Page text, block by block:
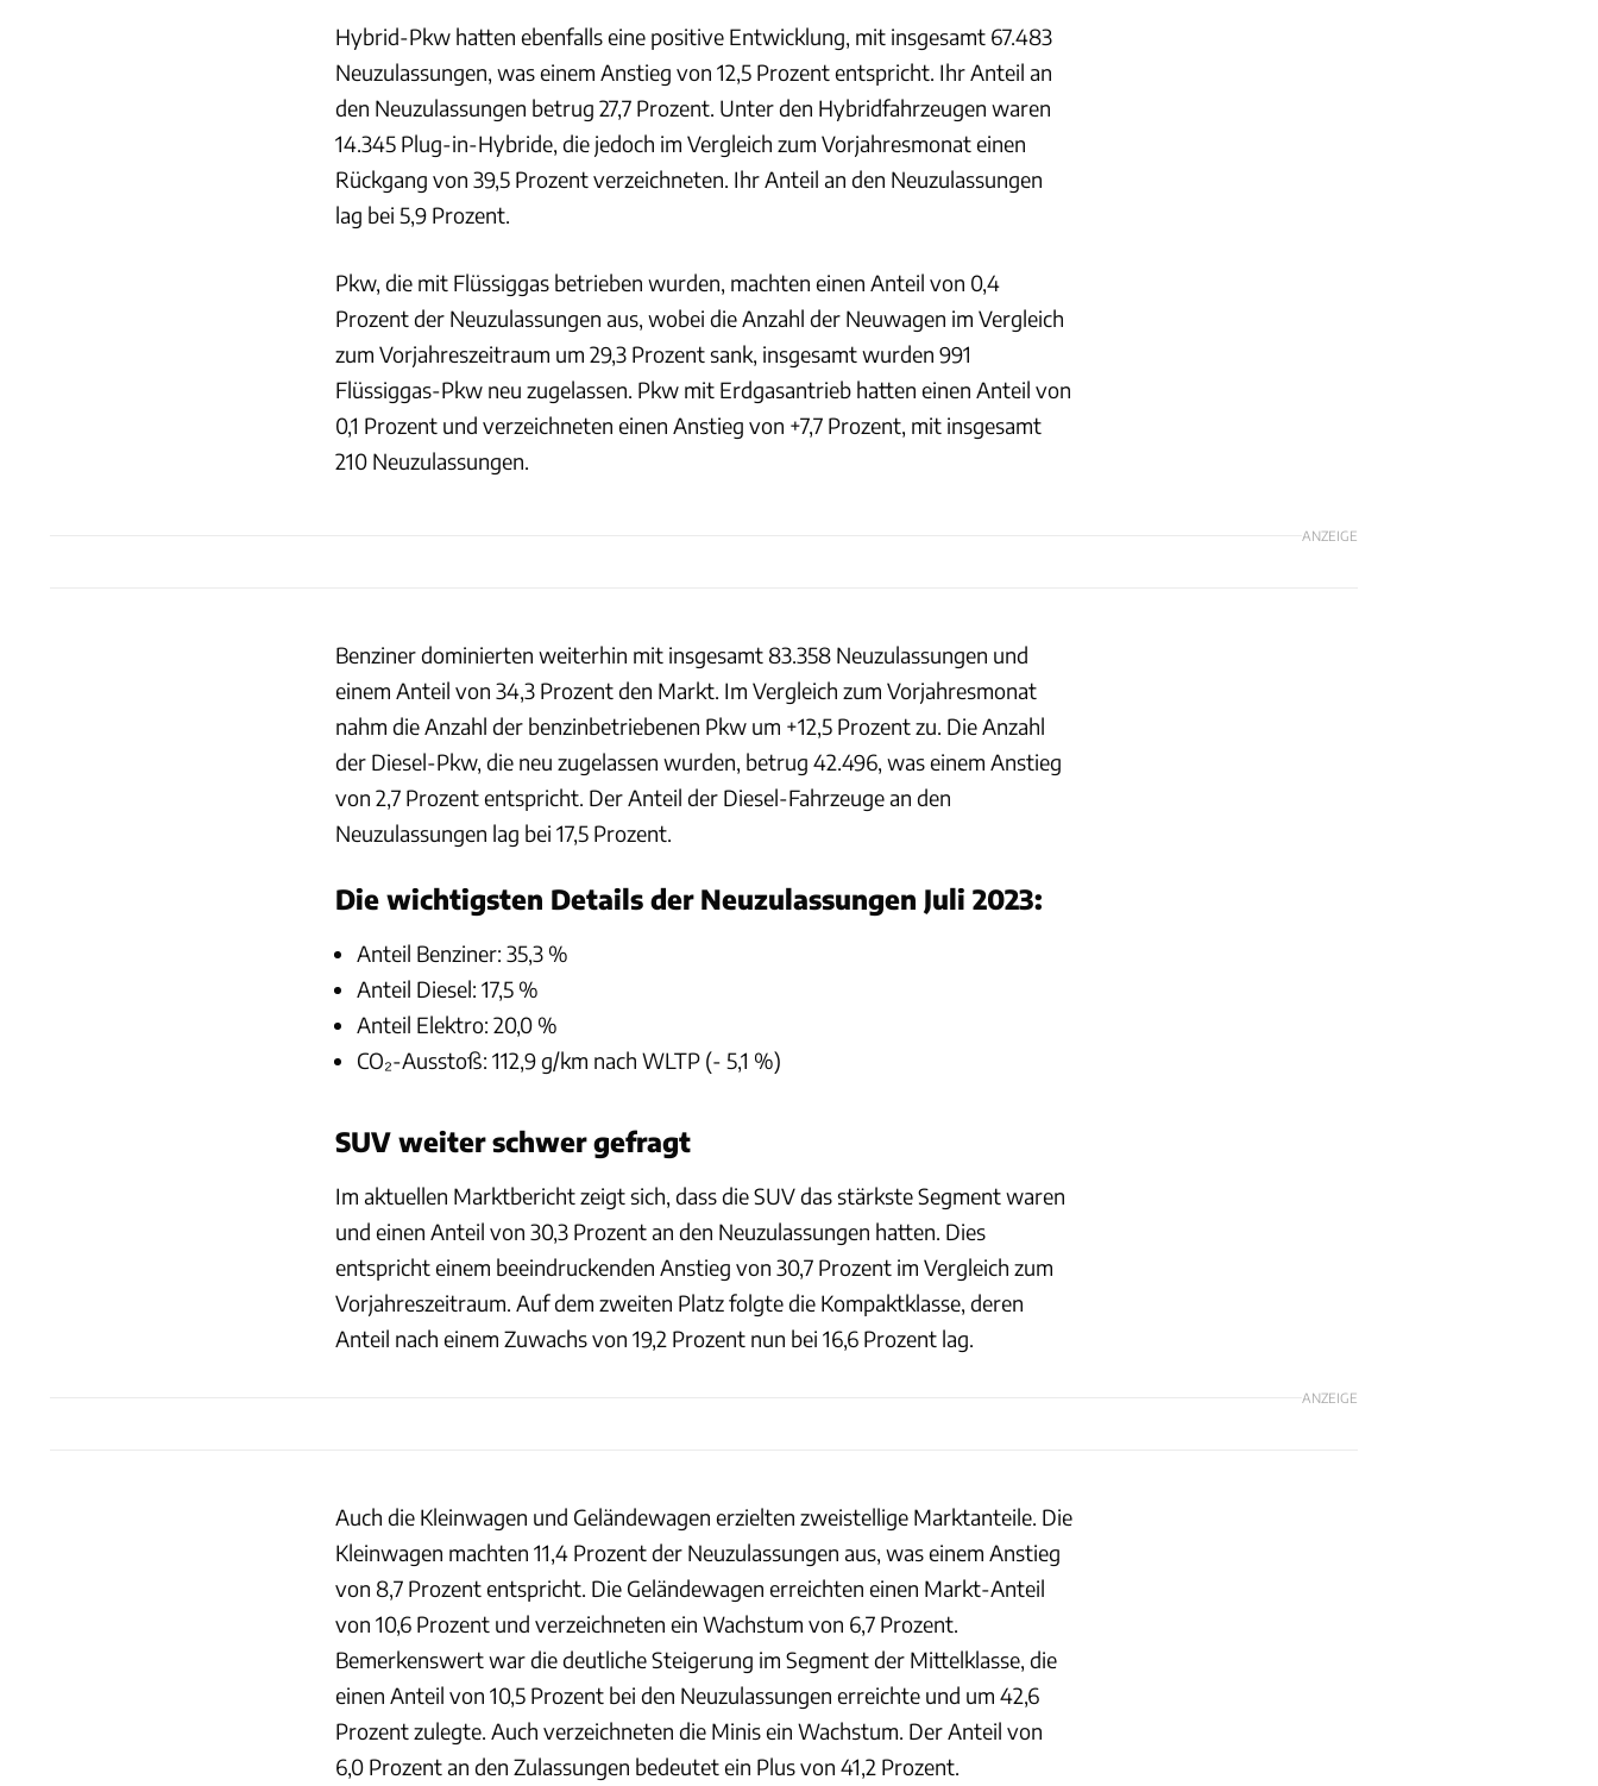
Hybrid-Pkw hatten ebenfalls eine positive Entwicklung, mit insgesamt 67.483
Neuzulassungen, was einem Anstieg von 12,5 Prozent entspricht. Ihr Anteil an
den Neuzulassungen betrug 27,7 Prozent. Unter den Hybridfahrzeugen waren
14.345 Plug-in-Hybride, die jedoch im Vergleich zum Vorjahresmonat einen
Rückgang von 39,5 Prozent verzeichneten. Ihr Anteil an den Neuzulassungen
lag bei 5,9 Prozent.
Pkw, die mit Flüssiggas betrieben wurden, machten einen Anteil von 0,4
Prozent der Neuzulassungen aus, wobei die Anzahl der Neuwagen im Vergleich
zum Vorjahreszeitraum um 29,3 Prozent sank, insgesamt wurden 991
Flüssiggas-Pkw neu zugelassen. Pkw mit Erdgasantrieb hatten einen Anteil von
0,1 Prozent und verzeichneten einen Anstieg von +7,7 Prozent, mit insgesamt
210 Neuzulassungen.
ANZEIGE
Benziner dominierten weiterhin mit insgesamt 83.358 Neuzulassungen und
einem Anteil von 34,3 Prozent den Markt. Im Vergleich zum Vorjahresmonat
nahm die Anzahl der benzinbetriebenen Pkw um +12,5 Prozent zu. Die Anzahl
der Diesel-Pkw, die neu zugelassen wurden, betrug 42.496, was einem Anstieg
von 2,7 Prozent entspricht. Der Anteil der Diesel-Fahrzeuge an den
Neuzulassungen lag bei 17,5 Prozent.
Die wichtigsten Details der Neuzulassungen Juli 2023:
Anteil Benziner: 35,3 %
Anteil Diesel: 17,5 %
Anteil Elektro: 20,0 %
CO₂-Ausstoß: 112,9 g/km nach WLTP (- 5,1 %)
SUV weiter schwer gefragt
Im aktuellen Marktbericht zeigt sich, dass die SUV das stärkste Segment waren
und einen Anteil von 30,3 Prozent an den Neuzulassungen hatten. Dies
entspricht einem beeindruckenden Anstieg von 30,7 Prozent im Vergleich zum
Vorjahreszeitraum. Auf dem zweiten Platz folgte die Kompaktklasse, deren
Anteil nach einem Zuwachs von 19,2 Prozent nun bei 16,6 Prozent lag.
ANZEIGE
Auch die Kleinwagen und Geländewagen erzielten zweistellige Marktanteile. Die
Kleinwagen machten 11,4 Prozent der Neuzulassungen aus, was einem Anstieg
von 8,7 Prozent entspricht. Die Geländewagen erreichten einen Markt-Anteil
von 10,6 Prozent und verzeichneten ein Wachstum von 6,7 Prozent.
Bemerkenswert war die deutliche Steigerung im Segment der Mittelklasse, die
einen Anteil von 10,5 Prozent bei den Neuzulassungen erreichte und um 42,6
Prozent zulegte. Auch verzeichneten die Minis ein Wachstum. Der Anteil von
6,0 Prozent an den Zulassungen bedeutet ein Plus von 41,2 Prozent.